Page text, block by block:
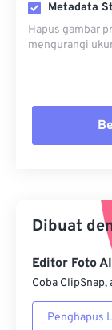
Metadata
Hapus gambar
mengurangi
Simpan
Dibuat
Editor Foto AI
Coba
Penghapus